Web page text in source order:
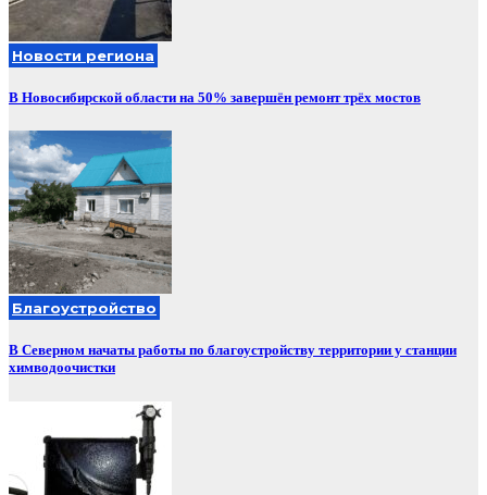
Новости региона
В Новосибирской области на 50% завершён ремонт трёх мостов
Благоустройство
В Северном начаты работы по благоустройству территории у станции
химводоочистки